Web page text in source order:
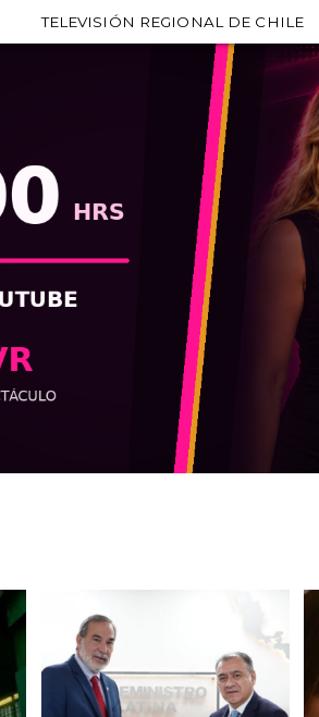
TELEVISIÓN REGIONAL DE CHILE